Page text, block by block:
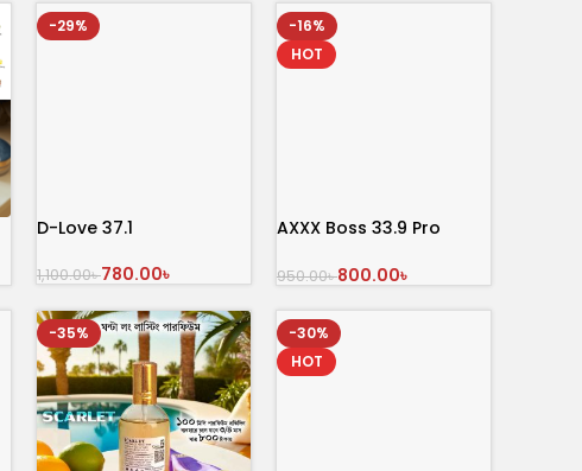
-29%
D-Love 37.1
1,100.00৳780.00৳
অর্ডার করুন
-16%
HOT
AXXX Boss 33.9 Pro
950.00৳800.00৳
অর্ডার করুন
-35%
-30%
HOT